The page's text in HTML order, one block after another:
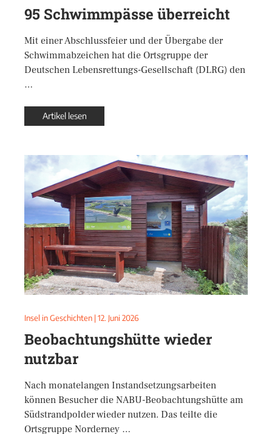
95 Schwimmpässe überreicht
Mit einer Abschlussfeier und der Übergabe der
Schwimmabzeichen hat die Ortsgruppe der
Deutschen Lebensrettungs-Gesellschaft (DLRG) den
…
Artikel lesen
Insel in Geschichten | 12. Juni 2026
Beobachtungshütte wieder
nutzbar
Nach monatelangen Instandsetzungsarbeiten
können Besucher die NABU-Beobachtungshütte am
Südstrandpolder wieder nutzen. Das teilte die
Ortsgruppe Norderney …